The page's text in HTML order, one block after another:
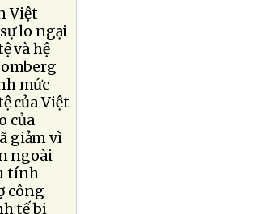
Việt
lo ngại
và hệ
mức
của Việt
của
giảm vì
ngoài
tính
công
tế bị